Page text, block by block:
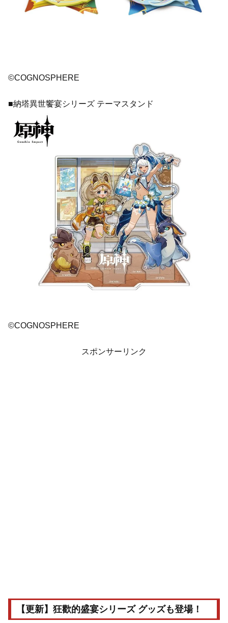
©COGNOSPHERE
■納塔異世饗宴シリーズ テーマスタンド
©COGNOSPHERE
スポンサーリンク
【更新】狂歡的盛宴シリーズ グッズも登場！